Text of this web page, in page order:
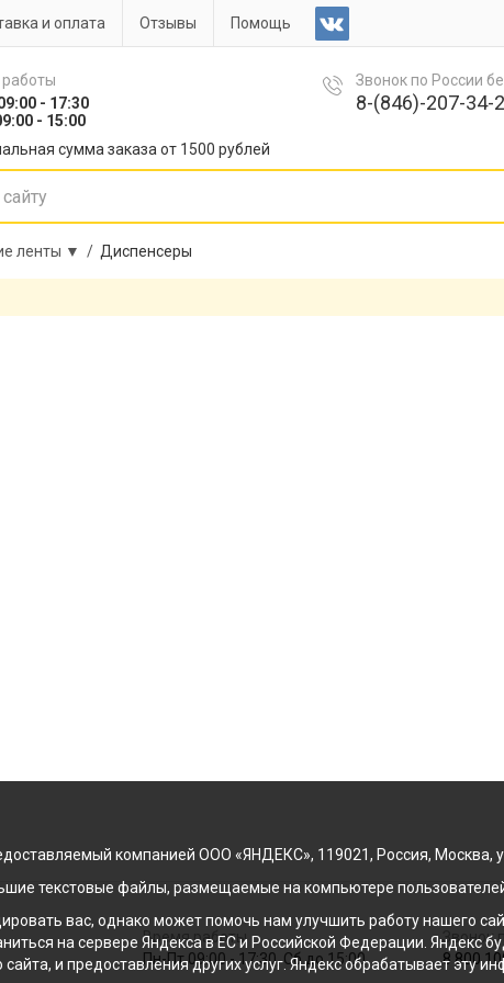
и оплата Отзывы Помощь
- 17:30
- 15:00
сумма заказа от 1500 рублей
Звонок по России
8-(846)-207-34-
ленты ▼ / Диспенсеры
Время работы
Пн-Пт 09:00 - 17:30, Сб до 15:00
Звонок
8 800
компанией ООО «ЯНДЕКС», 119021, Россия, Москва,
текстовые файлы, размещаемые на компьютере
вас, однако может помочь нам улучшить работу нашего
на сервере Яндекса в ЕС и Российской Федерации. Яндекс
и предоставления других услуг. Яндекс обрабатывает эту